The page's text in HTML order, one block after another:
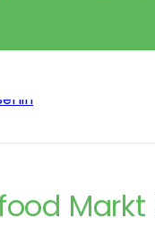
Markt